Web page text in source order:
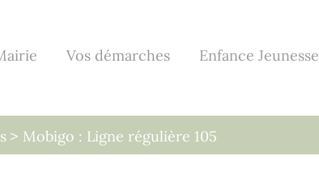
Vos démarches Enfance Jeunesse
Mobigo : Ligne régulière 105